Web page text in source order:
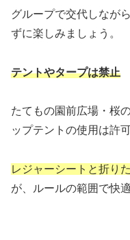
グループで交代しなが
ずに楽しみましょう。
テントやタープは禁止
たてもの園前広場・桜
ップテントの使用は許
レジャーシートと折り
が、ルールの範囲で快